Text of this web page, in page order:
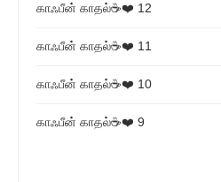
காஃபீன் காதல்☕❤️ 12
காஃபீன் காதல்☕❤️ 11
காஃபீன் காதல்☕❤️ 10
காஃபீன் காதல்☕❤️ 9